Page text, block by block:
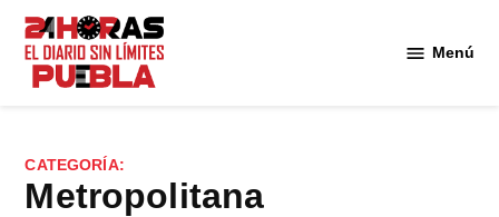
Saltar
contenido
Menú
CATEGORÍA:
Metropolitana